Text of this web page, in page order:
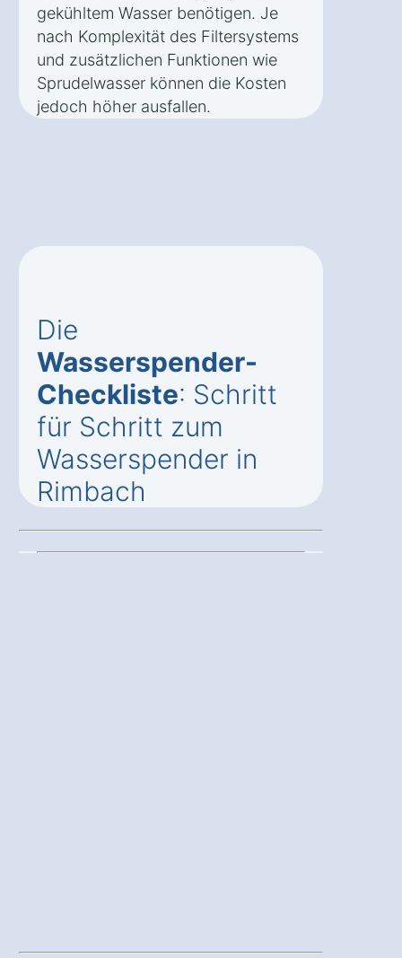
gekühltem Wasser benötigen. Je
nach Komplexität des Filtersystems
und zusätzlichen Funktionen wie
Sprudelwasser können die Kosten
jedoch höher ausfallen.
Die
Wasserspender-
Checkliste: Schritt
für Schritt zum
Wasserspender in
Rimbach